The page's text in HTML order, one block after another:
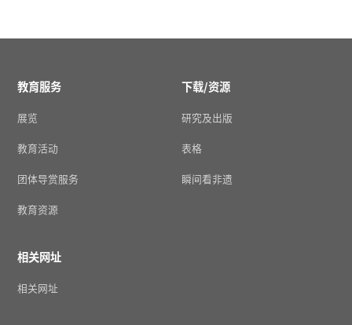
教育服务
展览
教育活动
团体导赏服务
教育资源
下载/资源
研究及出版
表格
瞬间看非遗
相关网址
相关网址